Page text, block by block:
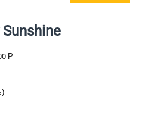
Sunshine
Р